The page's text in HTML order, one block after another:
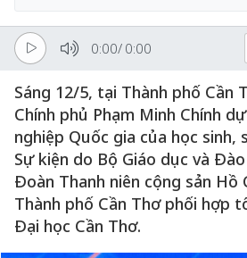
0:00/ 0:00
Sáng 12/5, tại Thành phố Cần
Chính phủ Phạm Minh Chính
nghiệp Quốc gia của học sinh,
Sự kiện do Bộ Giáo dục và
Đoàn Thanh niên cộng sản Hồ
Thành phố Cần Thơ phối hợp
Đại học Cần Thơ.